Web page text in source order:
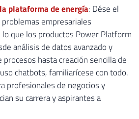
plataforma de energía: Dése el
empresariales
que los productos Power Platform
análisis de datos avanzado y
hasta creación sencilla de
chatbots, familiarícese con todo.
profesionales de negocios y
su carrera y aspirantes a